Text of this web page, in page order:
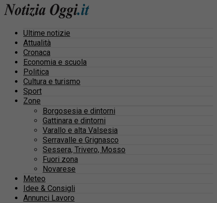
Ultime notizie
Attualità
Cronaca
Economia e scuola
Politica
Cultura e turismo
Sport
Zone
Borgosesia e dintorni
Gattinara e dintorni
Varallo e alta Valsesia
Serravalle e Grignasco
Sessera, Trivero, Mosso
Fuori zona
Novarese
Meteo
Idee & Consigli
Annunci Lavoro